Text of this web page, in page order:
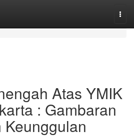
Atas YMIK
: Gambaran